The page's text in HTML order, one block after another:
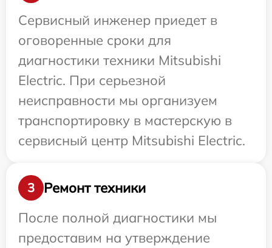
Сервисный инженер приедет в
оговоренные сроки для
диагностики техники Mitsubishi
Electric. При серьезной
неисправности мы организуем
транспортировку в мастерскую в
сервисный центр Mitsubishi Electric.
3
Ремонт техники
После полной диагностики мы
предоставим на утверждение